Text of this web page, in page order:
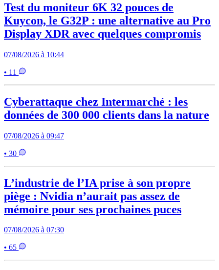
Test du moniteur 6K 32 pouces de
Kuycon, le G32P : une alternative au Pro
Display XDR avec quelques compromis
07/08/2026 à 10:44
• 11
Cyberattaque chez Intermarché : les
données de 300 000 clients dans la nature
07/08/2026 à 09:47
• 30
L’industrie de l’IA prise à son propre
piège : Nvidia n’aurait pas assez de
mémoire pour ses prochaines puces
07/08/2026 à 07:30
• 65